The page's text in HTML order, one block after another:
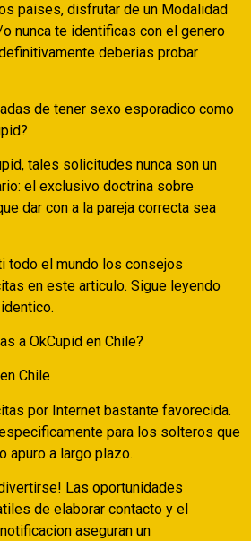
paises, disfrutar de un Modalidad
nunca te identificas con el genero
deberias probar
de tener sexo esporadico como
tales solicitudes nunca son un
el exclusivo doctrina sobre
dar con a la pareja correcta sea
todo el mundo los consejos
en este articulo. Sigue leyendo
a OkCupid en Chile?
Chile
por Internet bastante favorecida.
para los solteros que
apuro a largo plazo.
Las oportunidades
de elaborar contacto y el
aseguran un